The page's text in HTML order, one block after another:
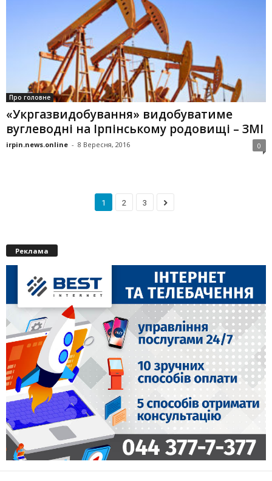
Про головне
«Укргазвидобування» видобуватиме
вуглеводні на Ірпінському родовищі – ЗМІ
irpin.news.online - 8 Вересня, 2016 0
1 2 3
Реклама